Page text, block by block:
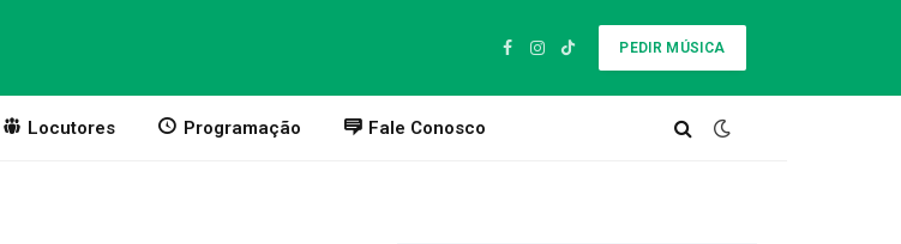
Facebook
Instagram
TikTok
PEDIR MÚSICA
Locutores Programação Fale Conosco